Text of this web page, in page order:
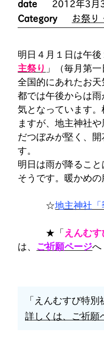
date
2012年3月
Category
お祭り
明日４月１日は午
主祭り 」（毎月第一
全国的にあれたお
都では午後からは
気となっています
ますが、地主神社
だつぼみが堅く、
す。
明日は雨が降るこ
そうです。暖かめの
☆地主神社
★「 えんむ
は、 ご祈願ページへ
「えんむすび特別
詳しくは、ご祈願